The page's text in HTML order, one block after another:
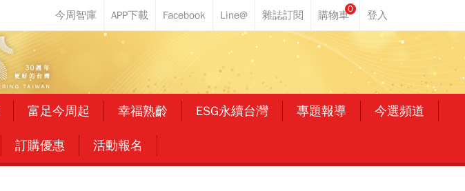
0
富足今周起 幸福熟齡 ESG永續台灣 專題報導 今選頻道
訂購優惠 活動報名